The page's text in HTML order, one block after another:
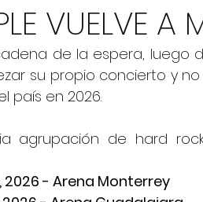
VUELVE A
de la espera, luego
su propio concierto y
país en 2026.
agrupación de hard
2026 - Arena Monterrey